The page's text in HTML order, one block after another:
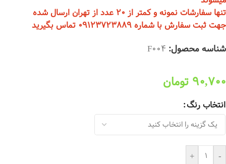
تنها سفارشات نمونه و کمتر از 20 عدد از تهران ارسال شده
جهت ثبت سفارش با شماره 09123723889 تماس بگیرید
شناسه محصول: F004
90,700 تومان
انتخاب رنگ
-
+